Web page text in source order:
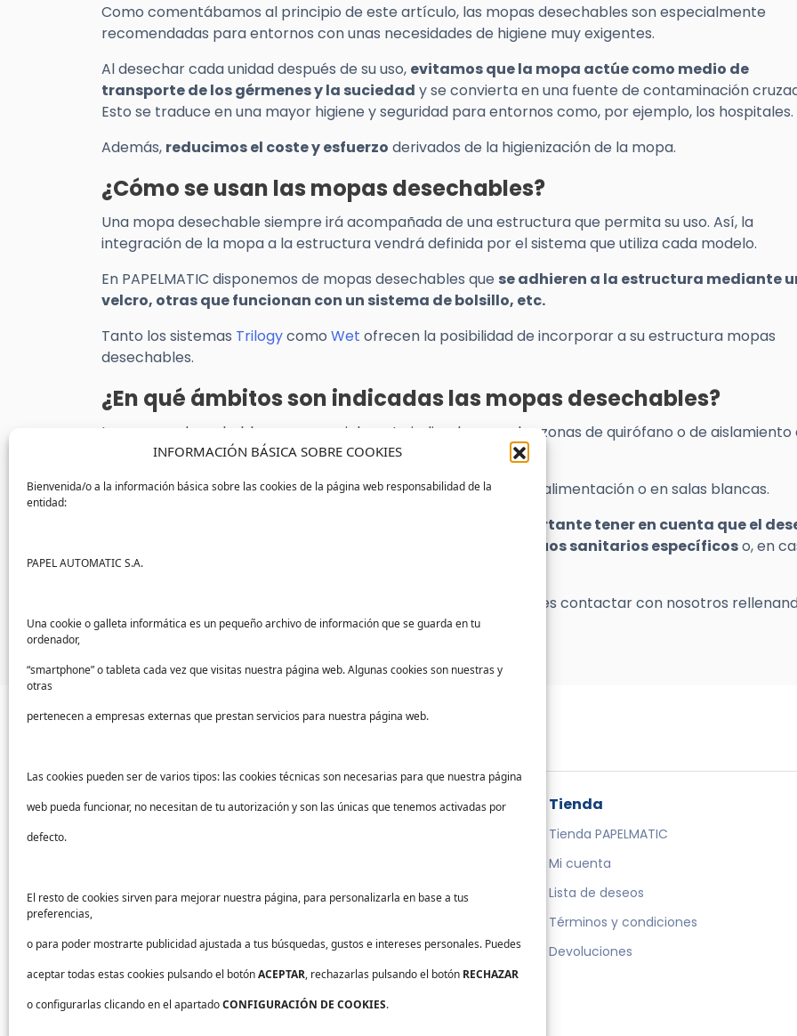
INFORMACIÓN BÁSICA SOBRE COOKIES
Bienvenida/o a la información básica sobre las cookies de la página web responsabilidad de la
entidad:
PAPEL AUTOMATIC S.A.
Una cookie o galleta informática es un pequeño archivo de información que se guarda en tu
ordenador,
“smartphone” o tableta cada vez que visitas nuestra página web. Algunas cookies son nuestras y
otras
pertenecen a empresas externas que prestan servicios para nuestra página web.
Las cookies pueden ser de varios tipos: las cookies técnicas son necesarias para que nuestra página
web pueda funcionar, no necesitan de tu autorización y son las únicas que tenemos activadas por
defecto.
El resto de cookies sirven para mejorar nuestra página, para personalizarla en base a tus
preferencias,
o para poder mostrarte publicidad ajustada a tus búsquedas, gustos e intereses personales. Puedes
aceptar todas estas cookies pulsando el botónACEPTAR, rechazarlas pulsando el botón RECHAZAR
o configurarlas clicando en el apartadoCONFIGURACIÓN DE COOKIES.
Como comentábamos al principio de este artículo, las mopas desechables son especialmente
recomendadas para entornos con unas necesidades de higiene muy exigentes.
Al desechar cada unidad después de su uso, evitamos que la mopa actúe como medio de
transporte de los gérmenes y la suciedad y se convierta en una fuente de contaminación
Esto se traduce en una mayor higiene y seguridad para entornos como, por ejemplo, los hospitales.
Además, reducimos el coste y esfuerzo derivados de la higienización de la mopa.
¿Cómo se usan las mopas desechables?
Una mopa desechable siempre irá acompañada de una estructura que permita su uso. Así, la
integración de la mopa a la estructura vendrá definida por el sistema que utiliza cada modelo.
En PAPELMATIC disponemos de mopas desechables que se adhieren a la estructura mediante
velcro, otras que funcionan con un sistema de bolsillo, etc.
Tanto los sistemas Trilogycomo Wet ofrecen la posibilidad de incorporar a su estructura mopas
desechables.
¿En qué ámbitos son indicadas las mopas desechables?
Las mopas desechables son especialmente indicadas para las zonas de quirófano o de aislamiento
hospitales.
También se contempla su uso en sectores relacionados con la alimentación o en salas blancas.
En el caso de hospitales u otros centros sanitarios es importante tener en cuenta que el
de las mopas deberá realizarse en un contenedor de residuos sanitarios específicoso, en
que se considere conveniente, en otro contenedor.
Si quieres más información sobre las mopas desechables puedes contactar con nosotros
cualquiera de nuestrosformularios.
Sectores
Educación
Servicios
Industria alimentaria
Ayuda
FAQs
Tienda
Tienda PAPELMATIC
Mi cuenta
Lista de deseos
Términos y condiciones
Devoluciones